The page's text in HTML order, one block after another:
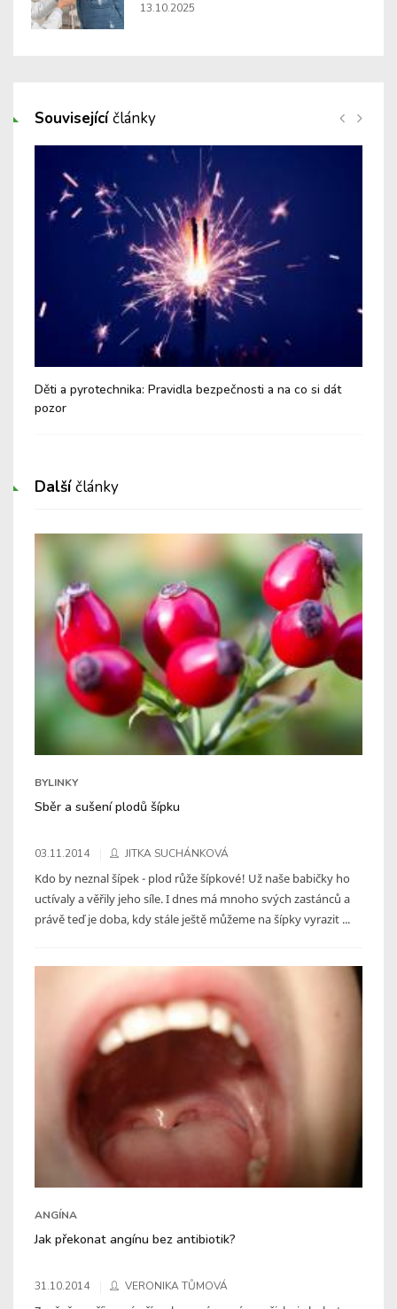
13.10.2025
Souvisejícíčlánky
Děti a pyrotechnika: Pravidla bezpečnosti a na co si dát
pozor
Dalšíčlánky
BYLINKY
Sběr a sušení plodů šípku
03.11.2014 JITKA SUCHÁNKOVÁ
Kdo by neznal šípek - plod růže šípkové! Už naše babičky ho
uctívaly a věřily jeho síle. I dnes má mnoho svých zastánců a
právě teď je doba, kdy stále ještě můžeme na šípky vyrazit ...
ANGÍNA
Jak překonat angínu bez antibiotik?
31.10.2014 VERONIKA TŮMOVÁ